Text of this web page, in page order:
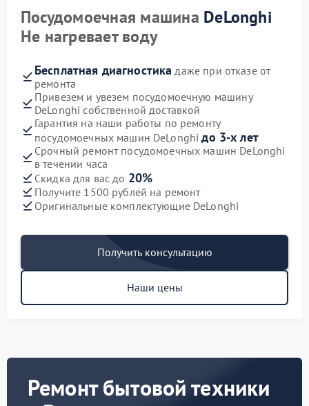
Посудомоечная машина DeLonghi
Не нагревает воду
Бесплатная диагностика даже при отказе от
ремонта
Привезем и увезем посудомоечную машину
DeLonghi собственной доставкой
Гарантия на наши работы по ремонту
посудомоечных машин DeLonghiдо 3-х лет
Срочный ремонт посудомоечных машин DeLonghi
в течении часа
Скидка для вас до 20%
Получите 1500 рублей на ремонт
Оригинальные комплектующие DeLonghi
Получить консультацию
Наши цены
Ремонт бытовой техники